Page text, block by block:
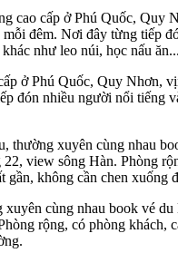
ở Phú Quốc, Quy
nhiều người nổi tiếng
cùng nhau book vé
rộng, có phòng